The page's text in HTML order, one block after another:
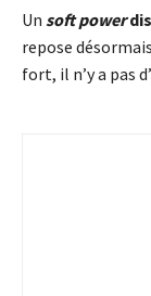
Un soft power
repose
fort, il n’y a pas